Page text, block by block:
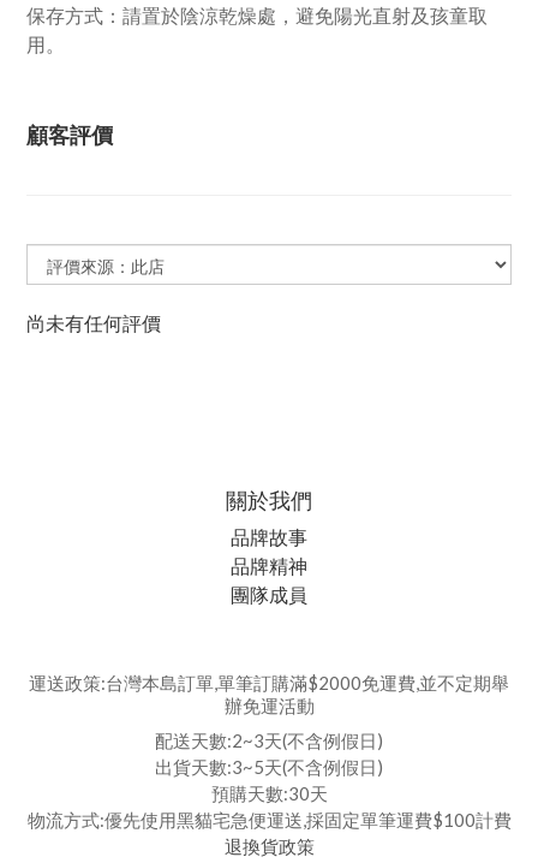
保存方式：請置於陰涼乾燥處，避免陽光直射及孩童取
用。
顧客評價
尚未有任何評價
關於我們
品牌故事
品牌精神
團隊成員
運送政策:台灣本島訂單,單筆訂購滿$2000免運費,並不定期舉
辦免運活動
配送天數:2~3天(不含例假日)
出貨天數:3~5天(不含例假日)
預購天數:30天
物流方式:優先使用黑貓宅急便運送,採固定單筆運費$100計費
退換貨政策